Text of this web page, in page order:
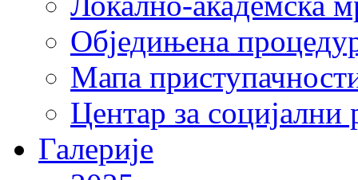
Обједињена
Мапа
Центар за
Галерије